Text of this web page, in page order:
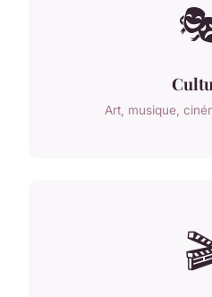
Art, musique,